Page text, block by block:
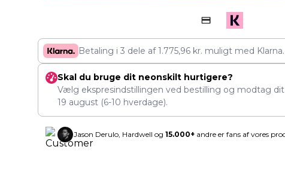
Betaling i 3 dele af1.775,96 kr. muligt med Klarna.
Skal du bruge dit neonskilt hurtigere?
Vælg ekspresindstillingen ved bestilling og modtag
19 august(6-10 hverdage).
Jason Derulo, Hardwell og 15.000+andre er fans af vores